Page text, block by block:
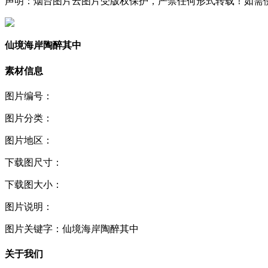
仙境海岸陶醉其中
素材信息
图片编号：
图片分类：
图片地区：
下载图尺寸：
下载图大小：
图片说明：
图片关键字： 仙境海岸陶醉其中
关于我们